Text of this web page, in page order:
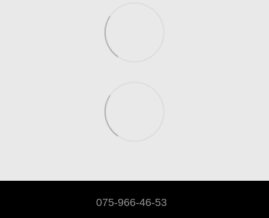
075-966-46-53